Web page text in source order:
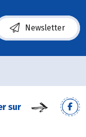
Newsletter
sur